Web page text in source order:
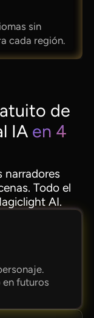
sin
cada región.
de
IA en 4
narradores
Todo el
AI.
en futuros